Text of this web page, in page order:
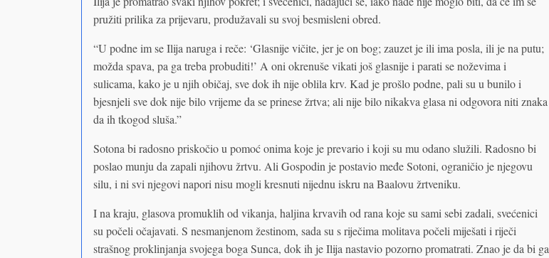
pružiti prilika za prijevaru, produžavali su svoj besmisleni obred.
“U podne im se Ilija naruga i reče: ‘Glasnije vičite, jer je on bog; zauzet je ili ima posla, ili je na putu;
možda spava, pa ga treba probuditi!’ A oni okrenuše vikati još glasnije i parati se noževima i
sulicama, kako je u njih običaj, sve dok ih nije oblila krv. Kad je prošlo podne, pali su u bunilo i
bjesnjeli sve dok nije bilo vrijeme da se prinese žrtva; ali nije bilo nikakva glasa ni odgovora niti znaka
da ih tkogod sluša.”
Sotona bi radosno priskočio u pomoć onima koje je prevario i koji su mu odano služili. Radosno bi
poslao munju da zapali njihovu žrtvu. Ali Gospodin je postavio međe Sotoni, ograničio je njegovu
silu, i ni svi njegovi napori nisu mogli kresnuti nijednu iskru na Baalovu žrtveniku.
I na kraju, glasova promuklih od vikanja, haljina krvavih od rana koje su sami sebi zadali, svećenici
su počeli očajavati. S nesmanjenom žestinom, sada su s riječima molitava počeli miješati i riječi
strašnog proklinjanja svojega boga Sunca, dok ih je Ilija nastavio pozorno promatrati. Znao je da bi ga